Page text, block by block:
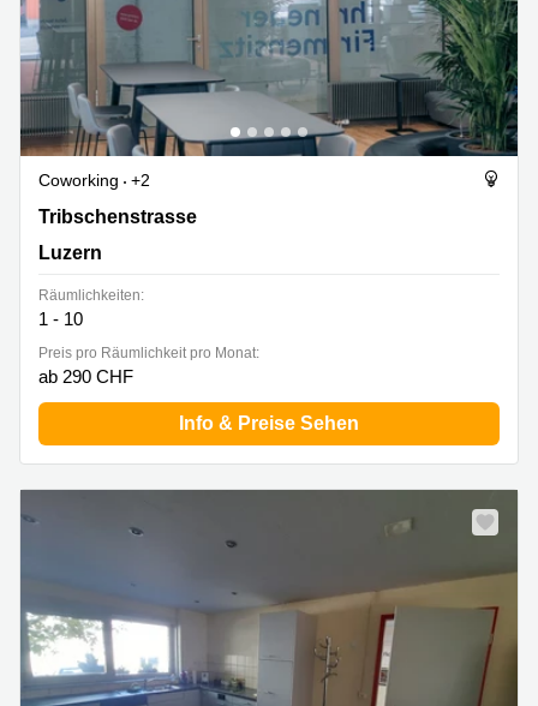
Coworking
+2
Tribschenstrasse, 62a, Luzern
Tribschenstrasse
Luzern
Räumlichkeiten:
1 - 10
Preis pro Räumlichkeit pro Monat:
ab 290 CHF
Info & Preise Sehen